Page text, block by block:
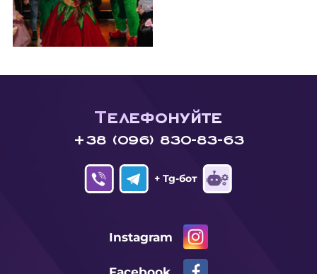
Телефонуйте
+38 (096) 830-83-63
+ Tg-бот
Instagram